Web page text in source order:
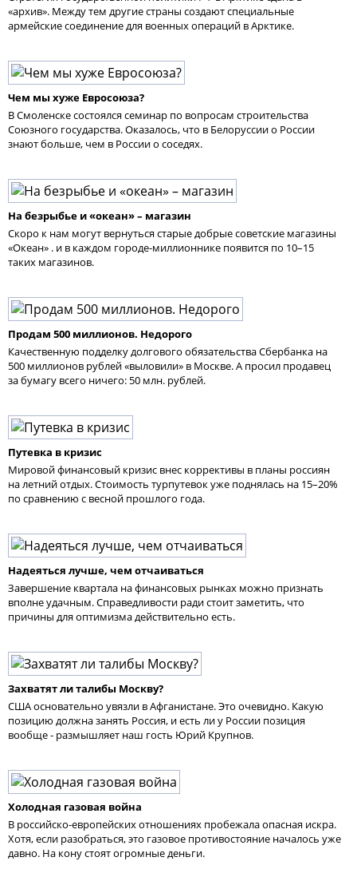
«архив». Между тем другие страны создают специальные
армейские соединение для военных операций в Арктике.
Чем мы хуже Евросоюза?
В Смоленске состоялся семинар по вопросам строительства
Союзного государства. Оказалось, что в Белоруссии о России
знают больше, чем в России о соседях.
На безрыбье и «океан» – магазин
Скоро к нам могут вернуться старые добрые советские магазины
«Океан» . и в каждом городе-миллионнике появится по 10–15
таких магазинов.
Продам 500 миллионов. Недорого
Качественную подделку долгового обязательства Сбербанка на
500 миллионов рублей «выловили» в Москве. А просил продавец
за бумагу всего ничего: 50 млн. рублей.
Путевка в кризис
Мировой финансовый кризис внес коррективы в планы россиян
на летний отдых. Стоимость турпутевок уже поднялась на 15–20%
по сравнению с весной прошлого года.
Надеяться лучше, чем отчаиваться
Завершение квартала на финансовых рынках можно признать
вполне удачным. Справедливости ради стоит заметить, что
причины для оптимизма действительно есть.
Захватят ли талибы Москву?
США основательно увязли в Афганистане. Это очевидно. Какую
позицию должна занять Россия, и есть ли у России позиция
вообще - размышляет наш гость Юрий Крупнов.
Холодная газовая война
В российско-европейских отношениях пробежала опасная искра.
Хотя, если разобраться, это газовое противостояние началось уже
давно. На кону стоят огромные деньги.